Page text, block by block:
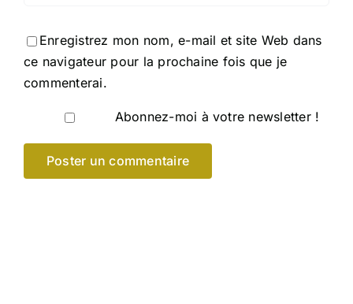
Enregistrez mon nom, e-mail et site Web dans
ce navigateur pour la prochaine fois que je
commenterai.
Abonnez-moi à votre newsletter !